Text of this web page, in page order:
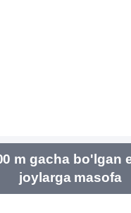
m gacha bo'lgan
joylarga masofa